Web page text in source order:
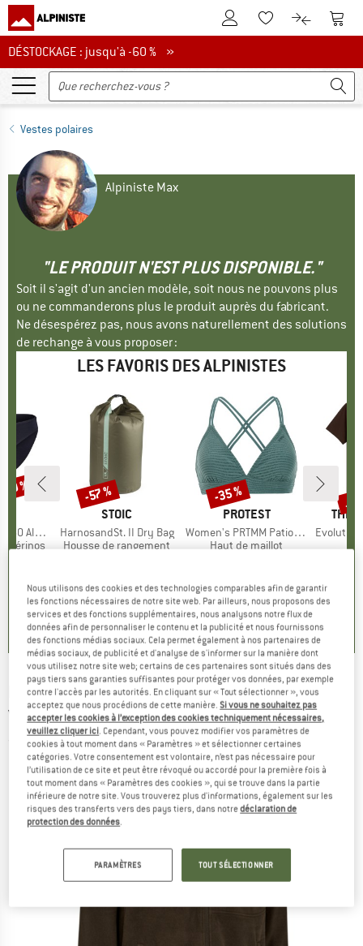
Vers le compte client
Vers la liste
Vers le
DÉSTOCKAGE : jusqu'à -60 %
DÉSTOCKAGE : jusqu'à -60 % »
Vestes polaires
Alpiniste Max
"LE PRODUIT N'EST PLUS DISPONIBLE."
Soit il s'agit d'un ancien modèle, soit nous ne pouvons plus
ou ne commanderons plus le produit auprès du fabricant.
Ne désespérez pas, nous avons naturellement des solutions
de rechange à vous proposer :
LES FAVORIS DES ALPINISTES
Brief
mérinos
3
)
%
MARQUE
STOIC
Article
HarnosandSt. II Dry Bag
Product group
Housse de rangement
5,0(2)
Remise
-57 %
MARQUE
PROTEST
Article
Women's PRTMM Patio Triangle
Product group
Haut de maillot
4,9( 23)
Remise
-35 %
THE
Article
Evolution
DEERHUNTER -Muflon Pro Fleece Jacket -
Veste polaire
(0)
Nous utilisons des cookies et des technologies comparables afin de garantir
les fonctions nécessaires de notre site web. Par ailleurs, nous proposons des
services et des fonctions supplémentaires, nous analysons notre flux de
données afin de personnaliser le contenu et la publicité et nous fournissons
des fonctions médias sociaux. Cela permet également à nos partenaires de
médias sociaux, de publicité et d'analyse de s'informer sur la manière dont
vous utilisez notre site web; certains de ces partenaires sont situés dans des
pays tiers sans garanties suffisantes pour protéger vos données, par exemple
contre l'accès par les autorités. En cliquant sur « Tout sélectionner », vous
acceptez que nous procédions de cette manière.Si vous ne souhaitez pas
accepter les cookies à l’exception des cookies techniquement nécessaires,
veuillez cliquer ici. Cependant, vous pouvez modifier vos paramètres de
cookies à tout moment dans « Paramètres » et sélectionner certaines
catégories. Votre consentement est volontaire, n’est pas nécessaire pour
l’utilisation de ce site et peut être révoqué ou accordé pour la première fois à
tout moment dans « Paramètres des cookies », qui se trouve dans la partie
inférieure de notre site. Vous trouverez plus d'informations, également sur les
risques des transferts vers des pays tiers, dans notredéclaration de
protection des données.
PARAMÈTRES TOUT SÉLECTIONNER